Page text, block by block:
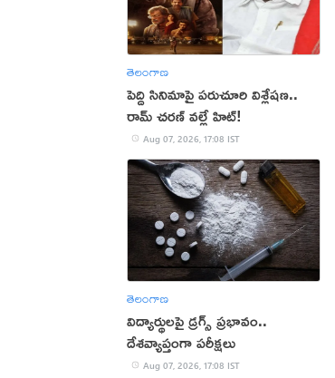
తెలంగాణ
పెద్ది సినిమాపై పరుచూరి విశ్లేషణ..
రామ్ చరణ్ వల్లే హిట్!
Aug 07, 2026, 17:08 IST
తెలంగాణ
విద్యార్థులపై డ్రగ్స్ ప్రభావం..
దేశవ్యాప్తంగా పరీక్షలు
Aug 07, 2026, 17:08 IST